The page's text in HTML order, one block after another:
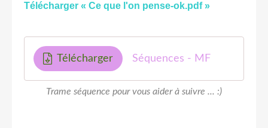
Télécharger « Ce que l'on pense-ok.pdf »
Télécharger Séquences - MF
Trame séquence pour vous aider à suivre ... :)